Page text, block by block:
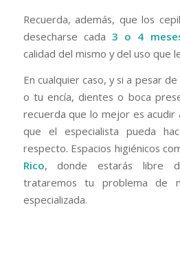
Recuerda, además, que los
desecharse cada3 o 4
calidad del mismo y del uso que
En cualquier caso, y si a pesar
o tu encía, dientes o boca
recuerda que lo mejor es acudir
que el especialista pueda
respecto. Espacios higiénicos
Rico, donde estarás libre
trataremos tu problema de
especializada.